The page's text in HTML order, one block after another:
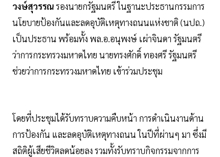
วงษ์สุวรรณ รองนายกรัฐมนตรี ในฐานะประธานกรรมการ
นโยบายป้องกันและลดอุบัติเหตุทางถนนแห่งชาติ (นปถ.)
เป็นประธาน พร้อมทั้ง พล.อ.อนุพงษ์ เผ่าจินดา รัฐมนตรี
ว่าการกระทรวงมหาดไทย นายทรงศักดิ์ ทองศรี รัฐมนตรี
ช่วยว่าการกระทรวงมหาดไทย เข้าร่วมประชุม
โดยที่ประชุมได้รับทราบความคืบหน้า การดำเนินงานด้าน
การป้องกัน และลดอุบัติเหตุทางถนน ในปีที่ผ่านๆ มา ซึ่งมี
สถิติผู้เสียชีวิตลดน้อยลง รวมทั้งรับทราบกิจกรรมจากการ